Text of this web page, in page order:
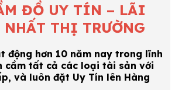
ĐỒ UY TÍN – LÃI
NHẤT THỊ TRƯỜNG
động hơn 10 năm nay trong lĩnh
cầm tất cả các loại tài sản với
và luôn đặt Uy Tín lên Hàng